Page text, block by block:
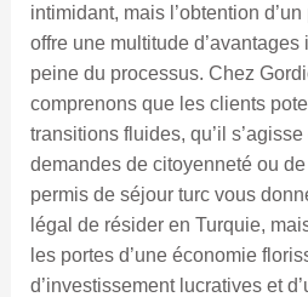
intimidant, mais l’obtention
offre une multitude
peine du processus. Chez
comprenons que les clients
transitions fluides, qu’il
demandes de citoyenneté ou
permis de séjour turc vous
légal de résider en Turquie,
les portes d’une économie
d’investissement lucratives et